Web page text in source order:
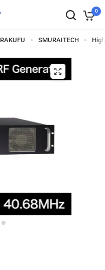
0
RAKUFU SMURAITECH